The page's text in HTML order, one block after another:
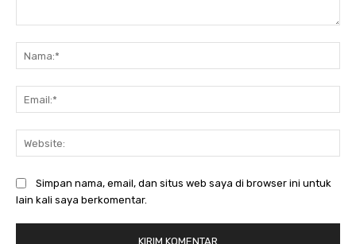
Simpan nama, email, dan situs web saya di browser ini untuk
lain kali saya berkomentar.